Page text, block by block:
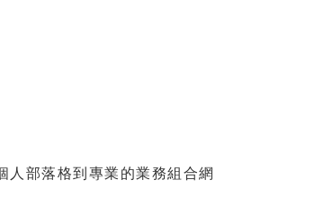
部落格到專業的業務組合網